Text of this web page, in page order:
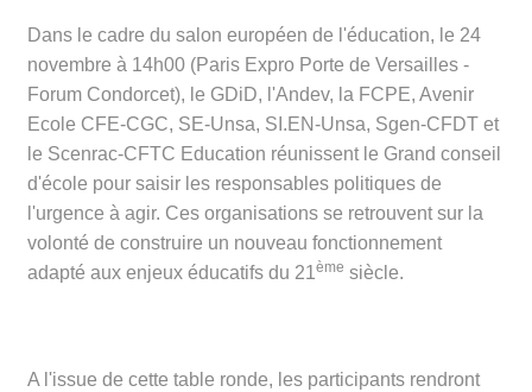
Dans le cadre du salon européen de l'éducation, le 24
novembre à 14h00 (Paris Expro Porte de Versailles -
Forum Condorcet), le GDiD, l'Andev, la FCPE, Avenir
Ecole CFE-CGC, SE-Unsa, SI.EN-Unsa, Sgen-CFDT et
le Scenrac-CFTC Education réunissent le Grand conseil
d'école pour saisir les responsables politiques de
l'urgence à agir. Ces organisations se retrouvent sur la
volonté de construire un nouveau fonctionnement
adapté aux enjeux éducatifs du 21ème siècle.
A l'issue de cette table ronde, les participants rendront